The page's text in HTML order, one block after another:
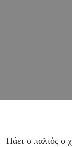
Πάει ο παλιός ο